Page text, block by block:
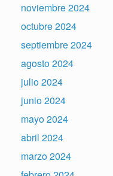
noviembre 2024
octubre 2024
septiembre 2024
agosto 2024
julio 2024
junio 2024
mayo 2024
abril 2024
marzo 2024